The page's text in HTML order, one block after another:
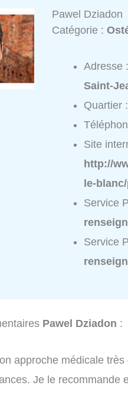
Pawel Dziadon
Catégorie :
Adresse :
Saint-
Quartier :
Site
http://
le-
Service
Service
Pawel Dziadon :
approche médicale
Je le recommande